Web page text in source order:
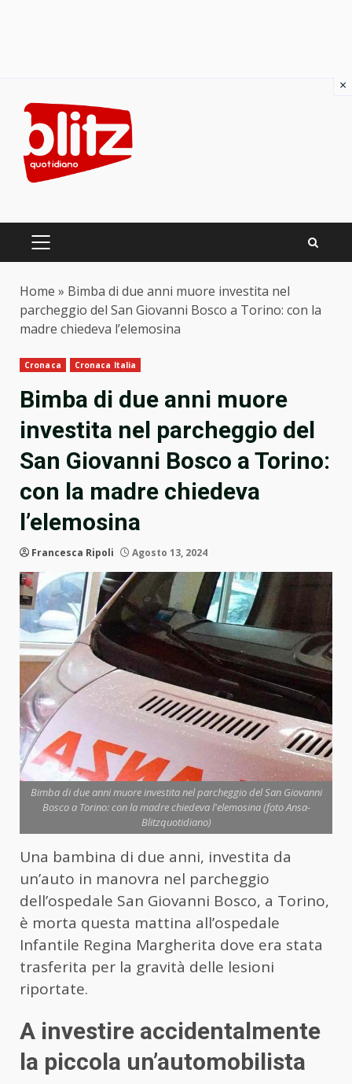
content
PRIMARY
Home » Bimba di due anni muore investita nel
parcheggio del San Giovanni Bosco a Torino: con la
madre chiedeva l’elemosina
Cronaca Cronaca Italia
Bimba di due anni muore
investita nel parcheggio del
San Giovanni Bosco a Torino:
con la madre chiedeva
l’elemosina
Francesca Ripoli Agosto 13, 2024
Bimba di due anni muore investita nel parcheggio del San Giovanni
Bosco a Torino: con la madre chiedeva l'elemosina (foto Ansa-
Blitzquotidiano)
Una bambina di due anni, investita da
un’auto in manovra nel parcheggio
dell’ospedale San Giovanni Bosco, a Torino,
è morta questa mattina all’ospedale
Infantile Regina Margherita dove era stata
trasferita per la gravità delle lesioni
riportate.
A investire accidentalmente
la piccola un’automobilista
×